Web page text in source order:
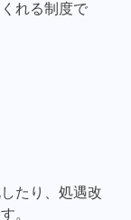
れる制度で
たり、処遇改
。